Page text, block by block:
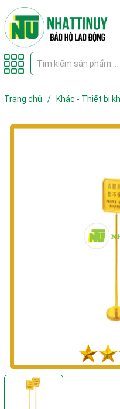
Trang chủ / Khác - Thiết bị